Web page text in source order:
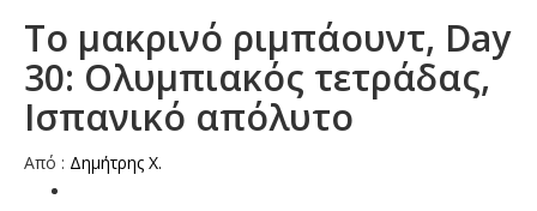
Το μακρινό ριμπάουντ, Day
30: Ολυμπιακός τετράδας,
Ισπανικό απόλυτο
Από : Δημήτρης Χ.